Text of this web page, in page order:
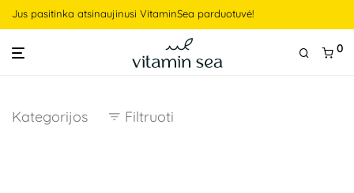
Jus pasitinka atsinaujinusi VitaminSea parduotuvė!
0
Kategorijos Filtruoti